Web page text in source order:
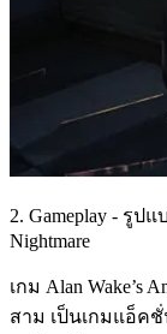
2. Gameplay - รูปแ
Nightmare
เกม Alan Wake’s
สาม เป็นเกมแอ็ค